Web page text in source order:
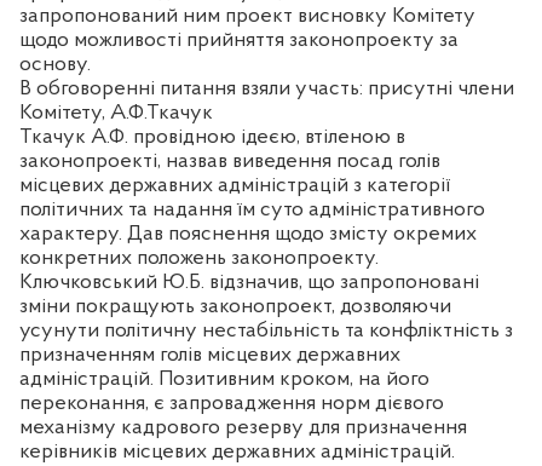
запропонований ним проект висновку Комітету
щодо можливості прийняття законопроекту за
основу.
В обговоренні питання взяли участь: присутні члени
Комітету, А.Ф.Ткачук
Ткачук А.Ф. провідною ідеєю, втіленою в
законопроекті, назвав виведення посад голів
місцевих державних адміністрацій з категорії
політичних та надання їм суто адміністративного
характеру. Дав пояснення щодо змісту окремих
конкретних положень законопроекту.
Ключковський Ю.Б. відзначив, що запропоновані
зміни покращують законопроект, дозволяючи
усунути політичну нестабільність та конфліктність з
призначенням голів місцевих державних
адміністрацій. Позитивним кроком, на його
переконання, є запровадження норм дієвого
механізму кадрового резерву для призначення
керівників місцевих державних адміністрацій.